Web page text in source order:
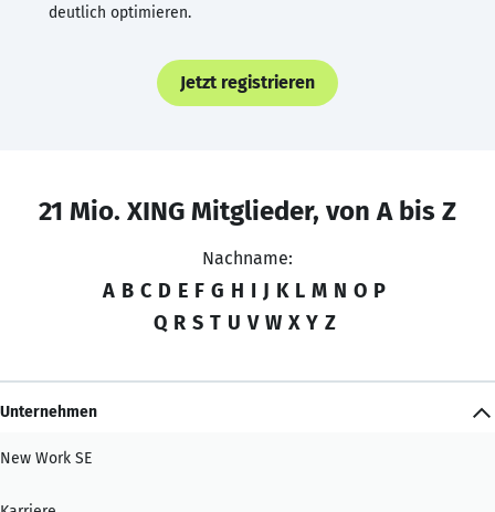
deutlich optimieren.
Jetzt registrieren
21 Mio. XING Mitglieder, von A bis Z
Nachname:
A B C D E F G H I J K L M N O P
Q R S T U V W X Y Z
Unternehmen
New Work SE